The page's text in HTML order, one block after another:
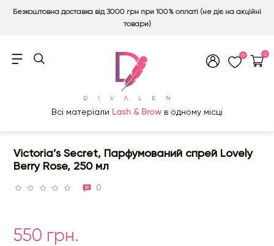
Безкоштовна доставка від 3000 грн при 100% оплаті (не діє на акційні
товари)
0 0
Всі матеріали Lash & Brow в одному місці
Victoria’s Secret, Парфумований спрей Lovely
Berry Rose, 250 мл
0
550 грн.